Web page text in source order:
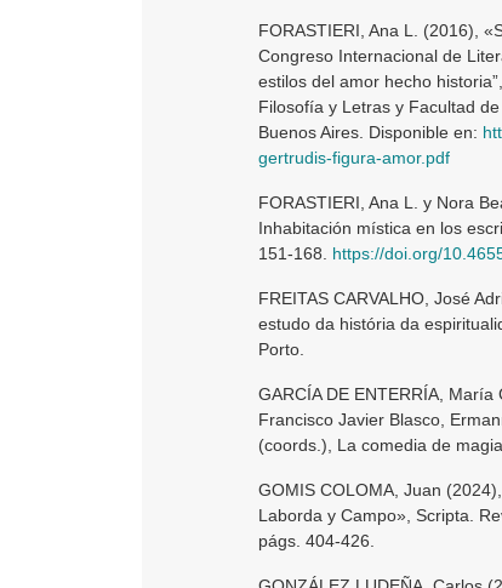
FORASTIERI, Ana L. (2016),
Congreso Internacional de
estilos del amor hecho
Filosofía y Letras y Facultad
Buenos Aires. Disponible en:
gertrudis-figura-amor.pdf
FORASTIERI, Ana L. y Nora
Inhabitación mística en los
151-168. https://doi.org/
FREITAS CARVALHO, José
estudo da história da
Porto.
GARCÍA DE ENTERRÍA,
Francisco Javier Blasco,
(coords.), La comedia de
GOMIS COLOMA, Juan
Laborda y Campo», Scripta.
págs. 404-426.